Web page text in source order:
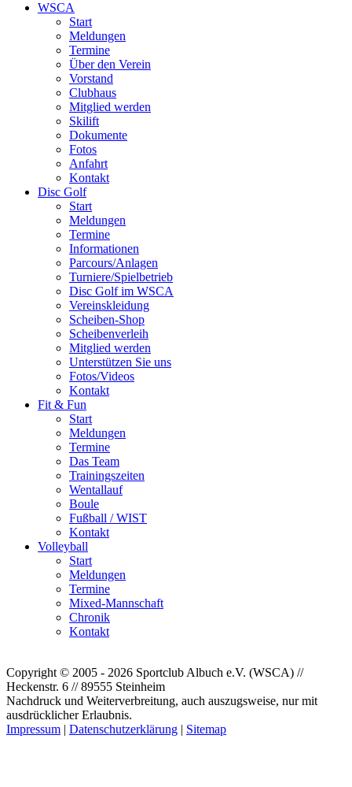
WSCA
Start
Meldungen
Termine
Über den Verein
Vorstand
Clubhaus
Mitglied werden
Skilift
Dokumente
Fotos
Anfahrt
Kontakt
Disc Golf
Start
Meldungen
Termine
Informationen
Parcours/Anlagen
Turniere/Spielbetrieb
Disc Golf im WSCA
Vereinskleidung
Scheiben-Shop
Scheibenverleih
Mitglied werden
Unterstützen Sie uns
Fotos/Videos
Kontakt
Fit & Fun
Start
Meldungen
Termine
Das Team
Trainingszeiten
Wentallauf
Boule
Fußball / WIST
Kontakt
Volleyball
Start
Meldungen
Termine
Mixed-Mannschaft
Chronik
Kontakt
Copyright © 2005 - 2026 Sportclub Albuch e.V. (WSCA) //
Heckenstr. 6 // 89555 Steinheim
Nachdruck und Weiterverbreitung, auch auszugsweise, nur mit
ausdrücklicher Erlaubnis.
Impressum | Datenschutzerklärung | Sitemap